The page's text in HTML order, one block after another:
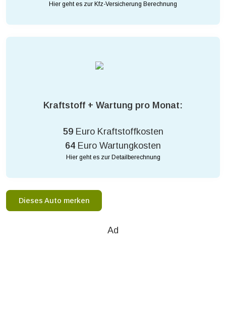
Hier geht es zur Kfz-Versicherung Berechnung
Kraftstoff + Wartung pro Monat:
59 Euro Kraftstoffkosten
64 Euro Wartungkosten
Hier geht es zur Detailberechnung
Dieses Auto merken
Ad